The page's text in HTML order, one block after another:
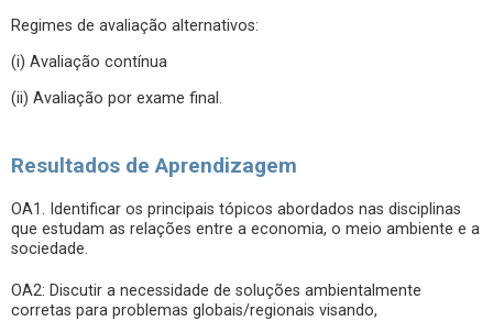
Regimes de avaliação alternativos:
(i) Avaliação contínua
(ii) Avaliação por exame final.
Resultados de Aprendizagem
OA1. Identificar os principais tópicos abordados nas disciplinas
que estudam as relações entre a economia, o meio ambiente e a
sociedade.
OA2: Discutir a necessidade de soluções ambientalmente
corretas para problemas globais/regionais visando,